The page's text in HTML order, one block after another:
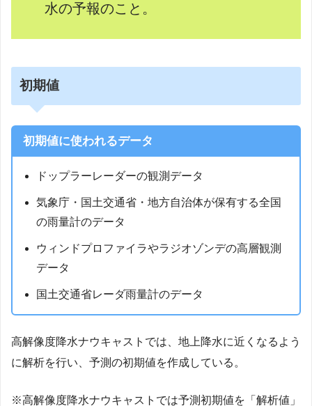
水の予報のこと。
初期値
初期値に使われるデータ
ドップラーレーダーの観測データ
気象庁・国土交通省・地方自治体が保有する全国
の雨量計のデータ
ウィンドプロファイラやラジオゾンデの高層観測
データ
国土交通省レーダ雨量計のデータ
高解像度降水ナウキャストでは、地上降水に近くなるよう
に解析を行い、予測の初期値を作成している。
※高解像度降水ナウキャストでは予測初期値を「解析値」